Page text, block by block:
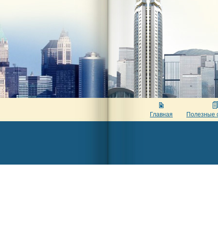
Главная Полезные